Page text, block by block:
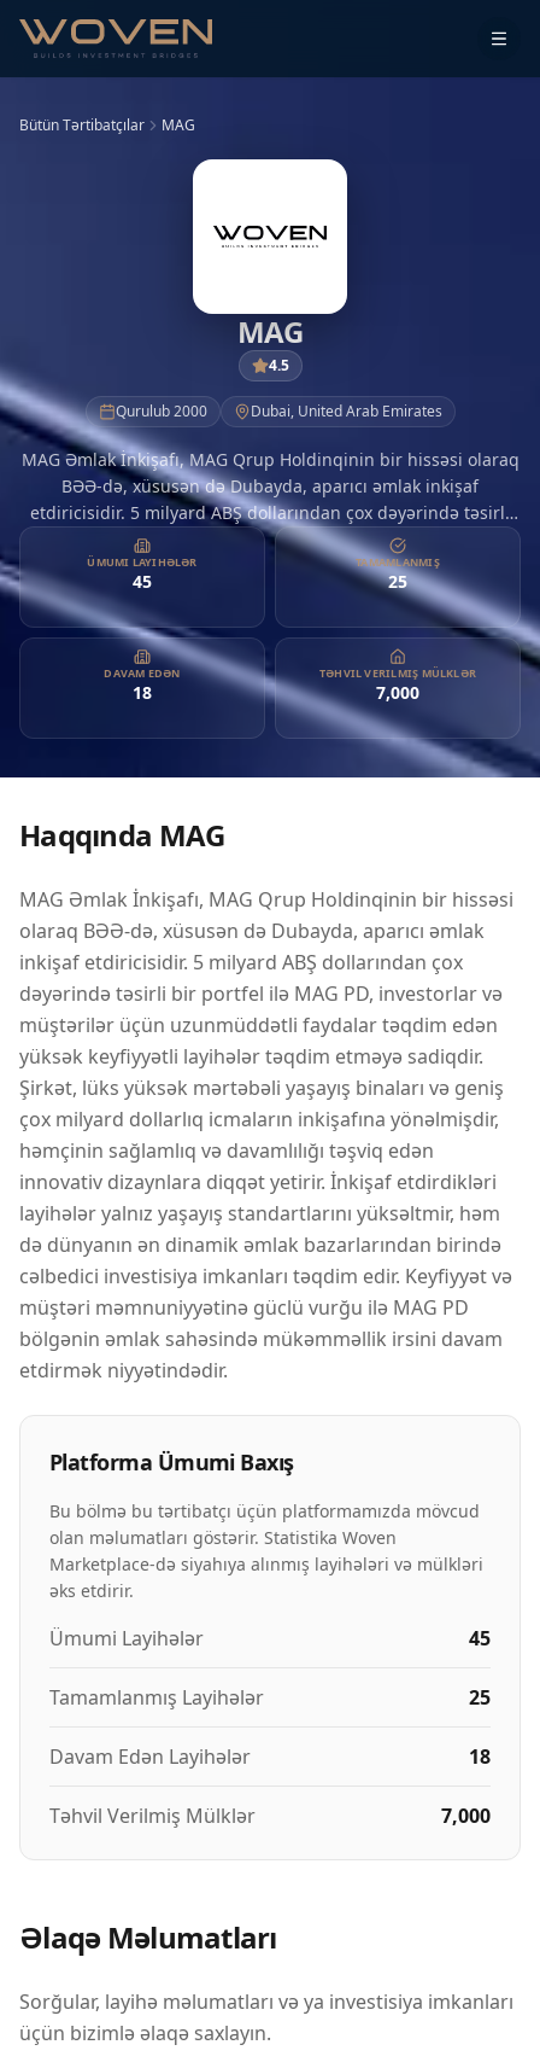
Bütün Tərtibatçılar MAG
MAG
4.5
Qurulub 2000 Dubai, United Arab Emirates
MAG Əmlak İnkişafı, MAG Qrup Holdinqinin bir hissəsi olaraq
BƏƏ-də, xüsusən də Dubayda, aparıcı əmlak inkişaf
etdiricisidir. 5 milyard ABŞ dollarından çox dəyərində təsirli
bir portfel ilə MAG PD, investorlar və müştərilər üçün
uzunmüddətli faydalar təqdim edən yüksək keyfiyyətli
layihələr təqdim etməyə sadiqdir. Şirkət, lüks yüksək
mərtəbəli yaşayış binaları və geniş çox milyard dollarlıq
icmaların inkişafına yönəlmişdir, həmçinin sağlamlıq və
davamlılığı təşviq edən innovativ dizaynlara diqqət yetirir.
İnkişaf etdirdikləri layihələr yalnız yaşayış standartlarını
yüksəltmir, həm də dünyanın ən dinamik əmlak
bazarlarından birində cəlbedici investisiya imkanları təqdim
edir. Keyfiyyət və müştəri məmnuniyyətinə güclü vurğu ilə
etdirmək niyyətindədir.
ÜMUMI LAYIHƏLƏR
45
TAMAMLANMIŞ
25
DAVAM EDƏN
18
TƏHVIL VERILMIŞ MÜLKLƏR
7,000
Haqqında MAG
MAG Əmlak İnkişafı, MAG Qrup Holdinqinin bir hissəsi
olaraq BƏƏ-də, xüsusən də Dubayda, aparıcı əmlak
inkişaf etdiricisidir. 5 milyard ABŞ dollarından çox
dəyərində təsirli bir portfel ilə MAG PD, investorlar və
müştərilər üçün uzunmüddətli faydalar təqdim edən
yüksək keyfiyyətli layihələr təqdim etməyə sadiqdir.
Şirkət, lüks yüksək mərtəbəli yaşayış binaları və geniş
çox milyard dollarlıq icmaların inkişafına yönəlmişdir,
həmçinin sağlamlıq və davamlılığı təşviq edən
innovativ dizaynlara diqqət yetirir. İnkişaf etdirdikləri
layihələr yalnız yaşayış standartlarını yüksəltmir, həm
də dünyanın ən dinamik əmlak bazarlarından birində
cəlbedici investisiya imkanları təqdim edir. Keyfiyyət və
müştəri məmnuniyyətinə güclü vurğu ilə MAG PD
bölgənin əmlak sahəsində mükəmməllik irsini davam
etdirmək niyyətindədir.
Platforma Ümumi Baxış
Bu bölmə bu tərtibatçı üçün platformamızda mövcud
olan məlumatları göstərir. Statistika Woven
Marketplace-də siyahıya alınmış layihələri və mülkləri
əks etdirir.
Ümumi Layihələr 45
Tamamlanmış Layihələr 25
Davam Edən Layihələr 18
Təhvil Verilmiş Mülklər 7,000
Əlaqə Məlumatları
Sorğular, layihə məlumatları və ya investisiya imkanları
üçün bizimlə əlaqə saxlayın.